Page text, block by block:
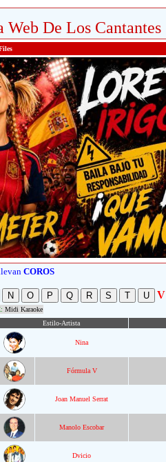
Web De Los Cantantes
COROS
V
Midi Karaoke
Estilo-Artista
Nina
Fórmula V
Joan Manuel Serrat
Manolo Escobar
Dvicio